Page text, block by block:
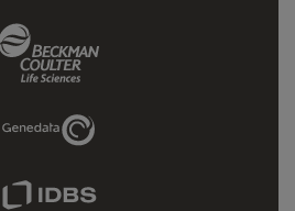
Coulter
Link
Genedata
Link
IDBS